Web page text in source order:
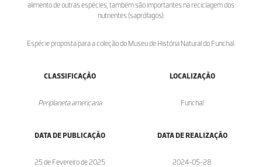
alimento de outras espécies, também são importantes na reciclagem dos
nutrientes (saprófagos).
Espécie proposta para a coleção do Museu de História Natural do Funchal.
CLASSIFICAÇÃO
Periplaneta americana
LOCALIZAÇÃO
Funchal
DATA DE PUBLICAÇÃO
25 de Fevereiro de 2025
DATA DE REALIZAÇÃO
2024-05-28